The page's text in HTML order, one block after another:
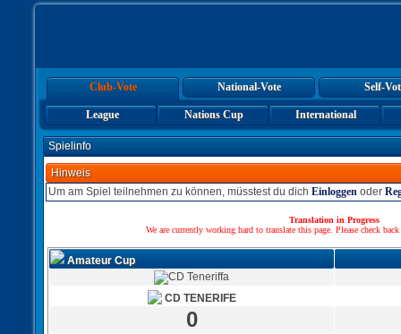
Club-Vote National-Vote Self-
League Nations Cup International
Spielinfo
Hinweis
Um am Spiel teilnehmen zu können, müsstest du dich Einloggen oder
Translation in Progress
We are currently working hard to translate this page. Please check
Amateur Cup
CD TENERIFE
0